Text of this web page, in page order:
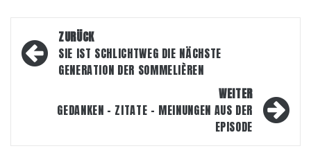
Beitragsnavigation
ZURÜCK
SIE IST SCHLICHTWEG DIE NÄCHSTE
GENERATION DER SOMMELIÈREN
WEITER
GEDANKEN – ZITATE – MEINUNGEN AUS DER
EPISODE